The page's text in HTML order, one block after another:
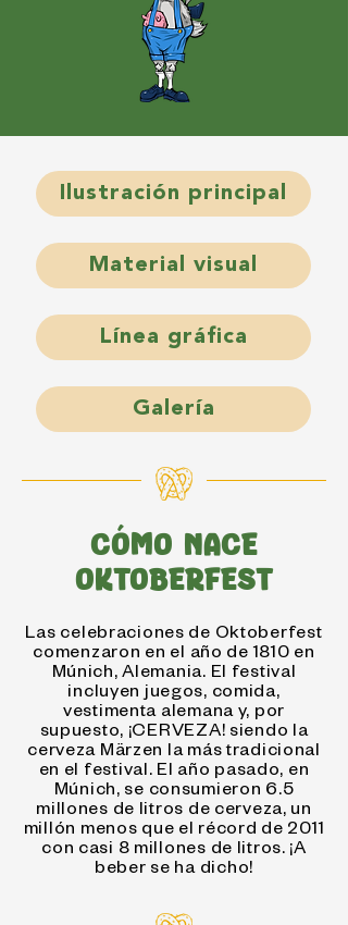
Ilustración principal
Material visual
Línea gráfica
Galería
CÓMO NACE
OKTOBERFEST
Las celebraciones de Oktoberfest
comenzaron en el año de 1810 en
Múnich, Alemania. El festival
incluyen juegos, comida,
vestimenta alemana y, por
supuesto, ¡CERVEZA! siendo la
cerveza Märzen la más tradicional
en el festival. El año pasado, en
Múnich, se consumieron 6.5
millones de litros de cerveza, un
millón menos que el récord de 2011
con casi 8 millones de litros. ¡A
beber se ha dicho!